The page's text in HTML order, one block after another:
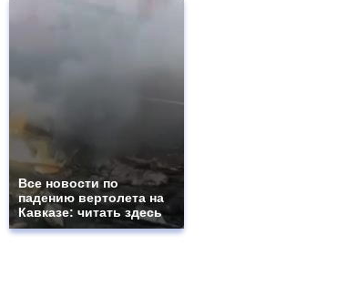
Все новости по
падению вертолета на
Кавказе: читать здесь